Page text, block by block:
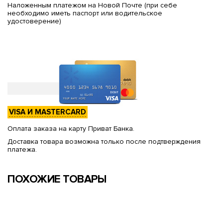
Наложенным платежом на Новой Почте (при себе
необходимо иметь паспорт или водительское
удостоверение)
VISA И MASTERCARD
Оплата заказа на карту Приват Банка.
Доставка товара возможна только после подтверждения
платежа.
ПОХОЖИЕ ТОВАРЫ